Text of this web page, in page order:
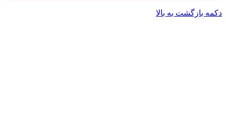
دکمه بازگشت به بالا